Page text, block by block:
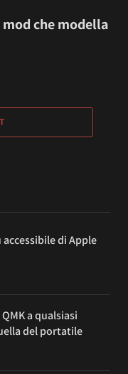
che modella
di Apple
a qualsiasi
del portatile